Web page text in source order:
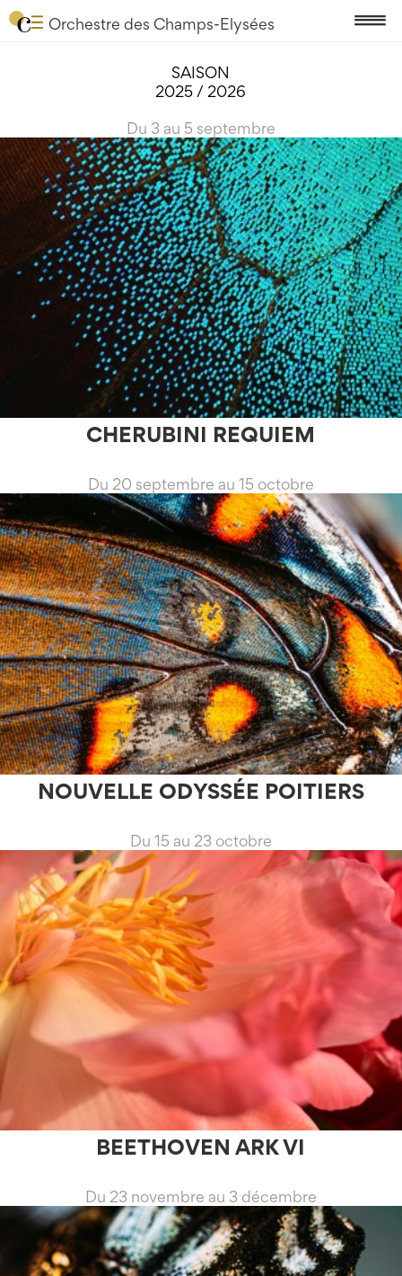
Orchestre des Champs-Elysées
SAISON
2025 / 2026
Du 3 au 5 septembre
CHERUBINI REQUIEM
Du 20 septembre au 15 octobre
NOUVELLE ODYSSÉE POITIERS
Du 15 au 23 octobre
BEETHOVEN ARK VI
Du 23 novembre au 3 décembre